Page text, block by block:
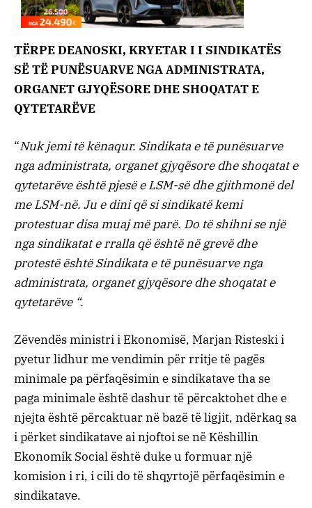
TËRPE DEANOSKI, KRYETAR I I SINDIKATËS
SË TË PUNËSUARVE NGA ADMINISTRATA,
ORGANET GJYQËSORE DHE SHOQATAT E
QYTETARËVE
“Nuk jemi të kënaqur. Sindikata e të punësuarve
nga administrata, organet gjyqësore dhe shoqatat e
qytetarëve është pjesë e LSM-së dhe gjithmonë del
me LSM-në. Ju e dini që si sindikatë kemi
protestuar disa muaj më parë. Do të shihni se një
nga sindikatat e rralla që është në grevë dhe
protestë është Sindikata e të punësuarve nga
administrata, organet gjyqësore dhe shoqatat e
qytetarëve “.
Zëvendës ministri i Ekonomisë, Marjan Risteski i
pyetur lidhur me vendimin për rritje të pagës
minimale pa përfaqësimin e sindikatave tha se
paga minimale është dashur të përcaktohet dhe e
njejta është përcaktuar në bazë të ligjit, ndërkaq sa
i përket sindikatave ai njoftoi se në Këshillin
Ekonomik Social është duke u formuar një
komision i ri, i cili do të shqyrtojë përfaqësimin e
sindikatave.